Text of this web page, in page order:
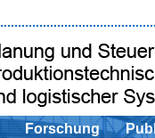
Forschung